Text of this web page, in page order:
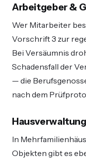
Arbeitgeber &
Wer Mitarbeiter
Vorschrift 3 zur
Bei Versäumnis
Schadensfall der
— die
nach dem
In
Objekten gibt es